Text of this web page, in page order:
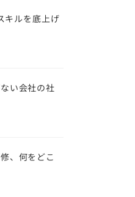
キルを底上げ
い会社の社
、何をどこ